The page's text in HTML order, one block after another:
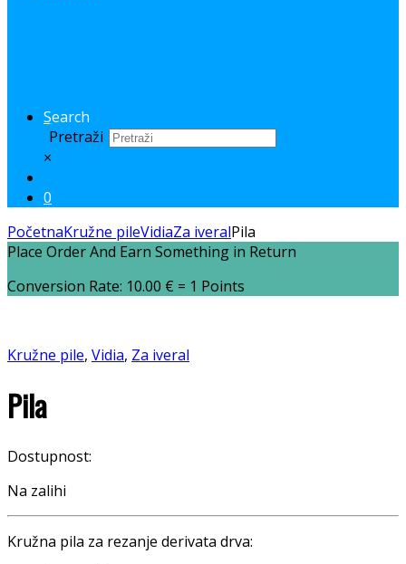
Search
Pretraži
×
0
PočetnaKružne pileVidiaZa iveralPila
Place Order And Earn Something in Return
Conversion Rate: 10.00 € = 1 Points
Kružne pile, Vidia, Za iveral
Pila
Dostupnost:
Na zalihi
Kružna pila za rezanje derivata drva: